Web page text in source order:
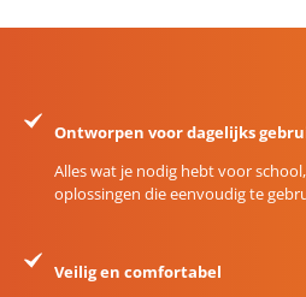
Ontworpen voor dagelijks
Alles wat je nodig hebt voor
oplossingen die eenvoudig te
Veilig en comfortabel